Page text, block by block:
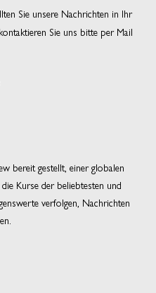
Sie unsere Nachrichten in Ihr
Sie uns bitte per Mail
bereit gestellt, einer globalen
Kurse der beliebtesten und
verfolgen, Nachrichten